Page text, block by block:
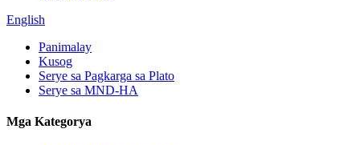
English
Panimalay
Kusog
Serye sa Pagkarga sa Plato
Serye sa MND-HA
Mga Kategorya